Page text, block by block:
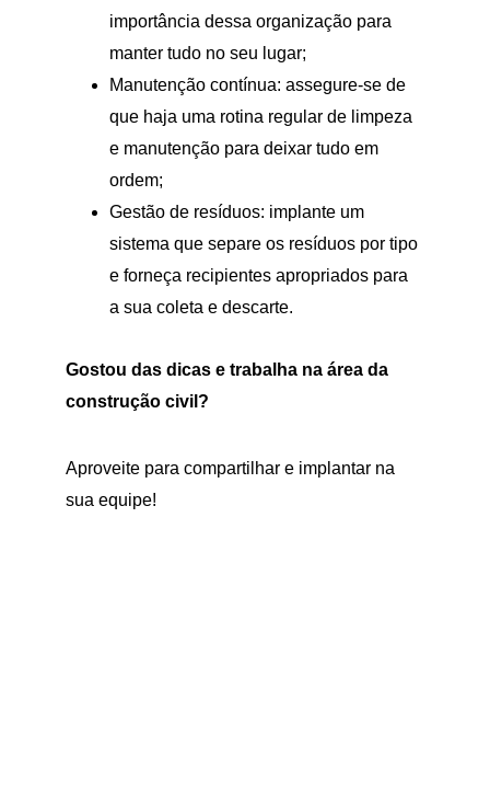
importância dessa organização para
manter tudo no seu lugar;
Manutenção contínua: assegure-se de
que haja uma rotina regular de limpeza
e manutenção para deixar tudo em
ordem;
Gestão de resíduos: implante um
sistema que separe os resíduos por tipo
e forneça recipientes apropriados para
a sua coleta e descarte.
Gostou das dicas e trabalha na área da
construção civil?
Aproveite para compartilhar e implantar na
sua equipe!